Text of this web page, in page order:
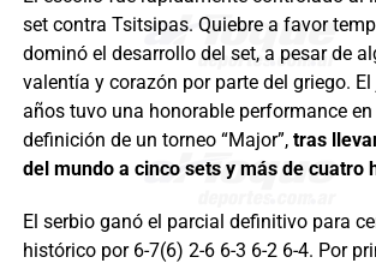
set contra Tsitsipas. Quiebre a favor
dominó el desarrollo del set, a pesar de
valentía y corazón por parte del griego. El
años tuvo una honorable performance
definición de un torneo “Major”, tras
del mundo a cinco sets y más de cuatro
El serbio ganó el parcial definitivo para
histórico por 6-7(6) 2-6 6-3 6-2 6-4. Por